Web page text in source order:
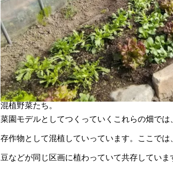
混植野菜たち。
菜園モデルとしてつくっていくこれらの畑で
存作物として混植していっています。ここで
豆などが同じ区画に植わっていて共存していま